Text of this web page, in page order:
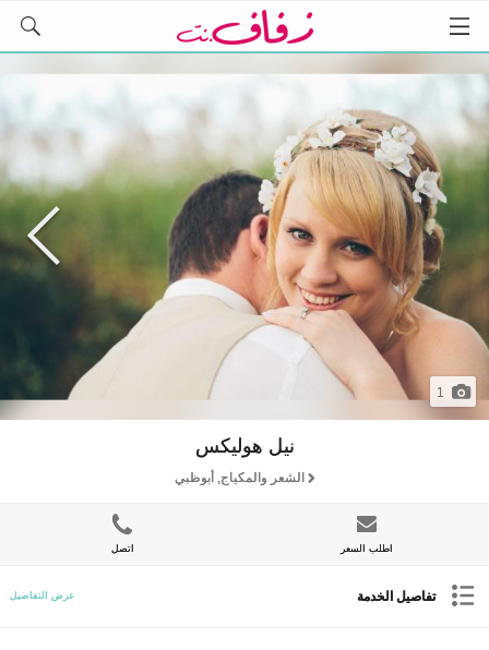
1
نيل هوليكس
الشعر والمكياج, أبوظبي
اطلب السعر اتصل
تفاصيل الخدمة عرض التفاصيل